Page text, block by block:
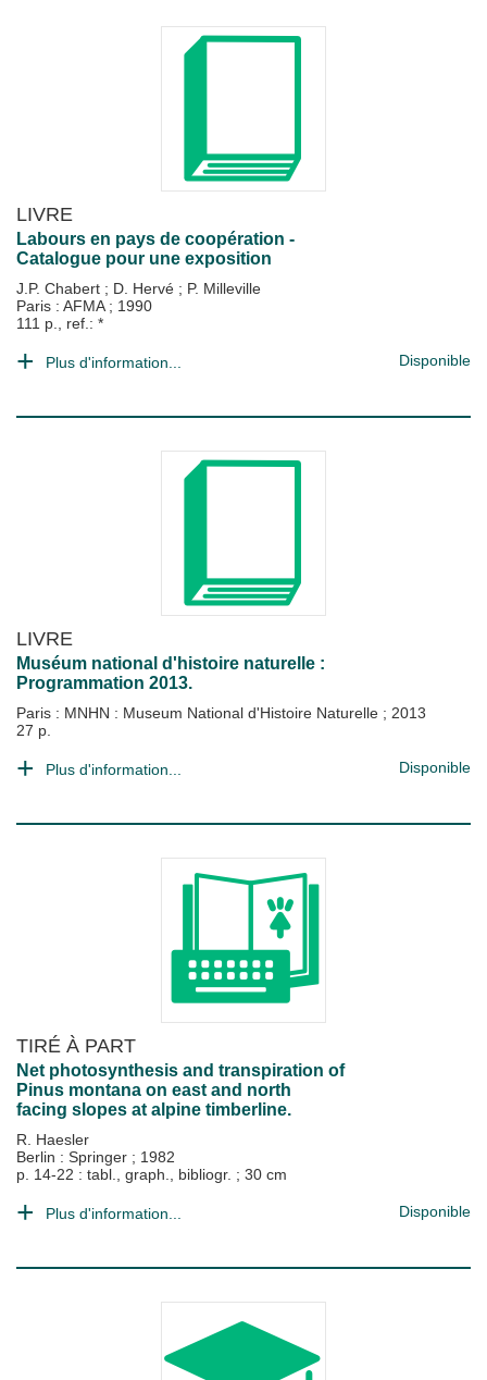
LIVRE
Labours en pays de coopération -
Catalogue pour une exposition
J.P. Chabert ; D. Hervé ; P. Milleville
Paris : AFMA ; 1990
111 p., ref.: *
Plus d'information... Disponible
LIVRE
Muséum national d'histoire naturelle :
Programmation 2013.
Paris : MNHN : Museum National d'Histoire Naturelle ; 2013
27 p.
Plus d'information... Disponible
TIRÉ À PART
Net photosynthesis and transpiration of
Pinus montana on east and north
facing slopes at alpine timberline.
R. Haesler
Berlin : Springer ; 1982
p. 14-22 : tabl., graph., bibliogr. ; 30 cm
Plus d'information... Disponible